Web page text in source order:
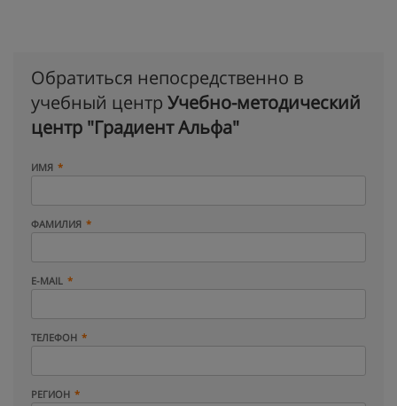
Обратиться непосредственно в
учебный центр Учебно-методический
центр "Градиент Альфа"
ИМЯ
ФАМИЛИЯ
E-MAIL
ТЕЛЕФОН
РЕГИОН